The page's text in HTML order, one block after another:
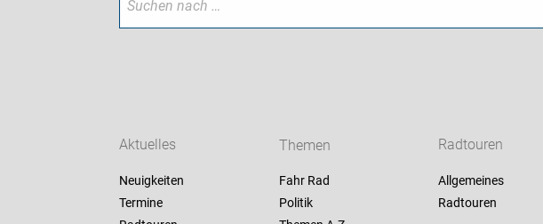
Aktuelles
Neuigkeiten
Termine
Themen
Fahr Rad
Politik
Radtouren
Allgemeines
Radtouren